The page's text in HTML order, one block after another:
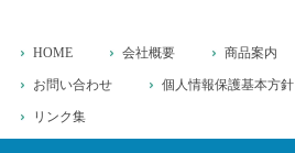
HOME 会社概要 商品案内
お問い合わせ 個人情報保護基本方針
リンク集